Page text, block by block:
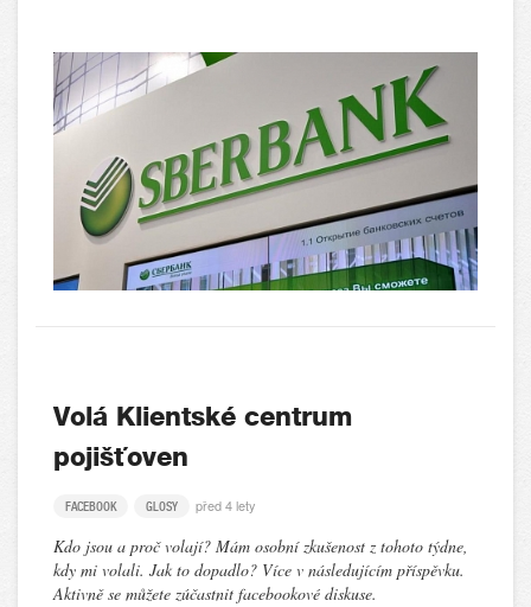
Volá Klientské centrum
pojišťoven
FACEBOOK GLOSY před 4 lety
Kdo jsou a proč volají? Mám osobní zkušenost z tohoto týdne,
kdy mi volali. Jak to dopadlo? Více v následujícím příspěvku.
Aktivně se můžete zúčastnit facebookové diskuse.